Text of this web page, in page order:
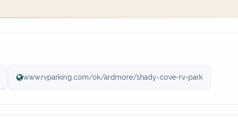
www.rvparking.com/ok/ardmore/shady-cove-rv-park